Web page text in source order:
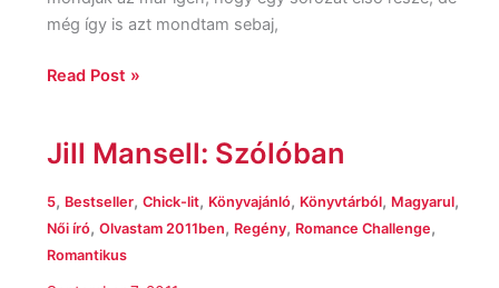
még így is azt mondtam sebaj,
Read Post »
Jill Mansell: Szólóban
5, Bestseller, Chick-lit, Könyvajánló, Könyvtárból, Magyarul,
Női író, Olvastam 2011ben, Regény, Romance Challenge,
Romantikus
Jill
Szólóban